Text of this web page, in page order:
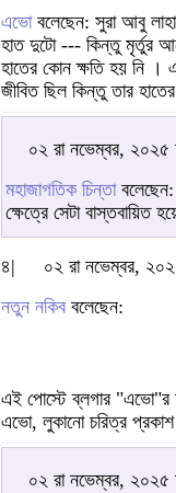
এভোবলেছেন: সুরা আবু
হাত দুটো --- কিন্তু মৃর্তুর
হাতের কোন ক্ষতি হয় নি ।
জীবিত ছিল কিন্তু তার
০২ রা নভেম্বর,
মহাজাগতিক চিন্তাবলেছেন:
ক্ষেত্রে সেটা বাস্তবায়িত
৪|
০২ রা নভেম্বর,
নতুন নকিব বলেছেন:
এই পোস্টে ব্লগার
এভো, লুকানো চরিত্র
০২ রা নভেম্বর,